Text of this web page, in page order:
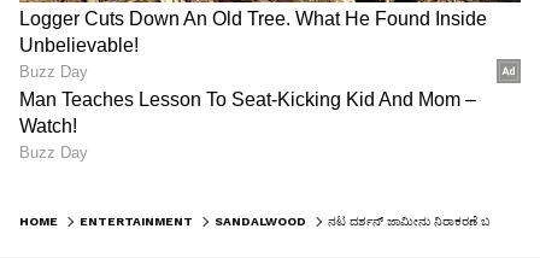
HOME ENTERTAINMENT SANDALWOOD